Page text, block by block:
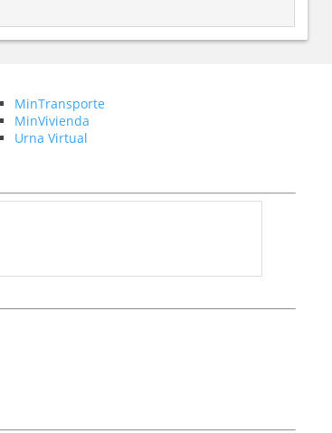
MinTransporte
MinVivienda
Urna Virtual